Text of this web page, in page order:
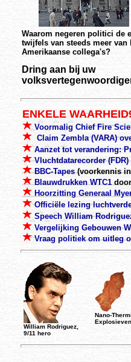
Waarom negeren politici de
twijfels van steeds meer van
Amerikaanse collega's?
Dring aan bij uw
ENKELE
Voormalig Chief Fire
Claim Zembla (VARA)
Aanzet tot verandering:
Vluchtdatarecorder
BBC-Tapes(voorkennis
Blauwdrukken WTC1
Hoorzitting Generaal
Officiële lezing
Speech William
Vergelijking Gebouwen
Vraag politiek om uitleg
William Rodriguez,
9/11 hero
Nano-
Explosieven